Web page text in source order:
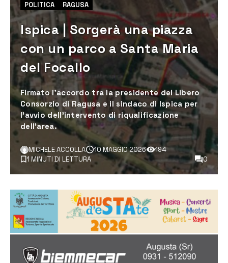
POLITICA RAGUSA
Ispica | Sorgerà una piazza
con un parco a Santa Maria
del Focallo
Firmato l’accordo tra la presidente del Libero
Consorzio di Ragusa e il sindaco di Ispica per
l’avvio dell’intervento di riqualificazione
dell’area.
MICHELE ACCOLLA 10 MAGGIO 2026
194
1 MINUTI DI LETTURA
0